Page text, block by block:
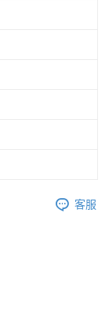
客服